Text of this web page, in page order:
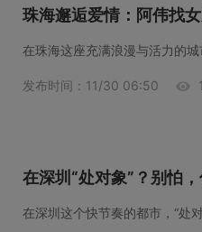
珠海邂逅爱情：阿伟找
发布时间：11/30 06:50
在深圳“处对象”？别怕
在深圳这个快节奏的都市，“处